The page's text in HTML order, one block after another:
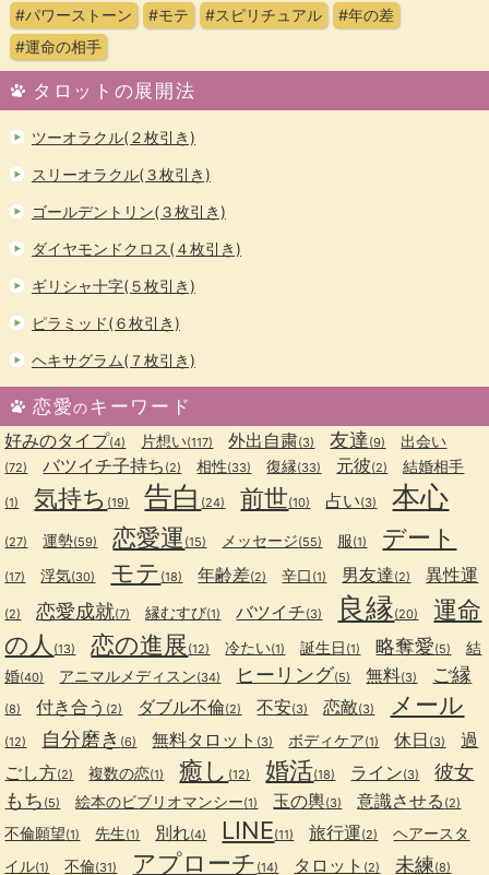
#パワーストーン
#モテ #スピリチュアル
#年の差
#運命の相手
タロットの展開法
ツーオラクル(２枚引き)
スリーオラクル(３枚引き)
ゴールデントリン(３枚引き)
ダイヤモンドクロス(４枚引き)
ギリシャ十字(５枚引き)
ピラミッド(６枚引き)
ヘキサグラム(７枚引き)
恋愛のキーワード
好みのタイプ(4) 片想い(117) 外出自粛(3) 友達 (9) 出会い
(72) バツイチ子持ち (2) 相性(33) 復縁(33) 元彼(2) 結婚相手
(1) 気持ち (19) 告白 (24) 前世(10) 占い(3) 本心
(27) 運勢(59) 恋愛運 (15) メッセージ(55) 服(1) デート
(17) 浮気(30) モテ (18) 年齢差(2) 辛口 (1) 男友達(2) 異性運
(2) 恋愛成就(7) 縁むすび(1) バツイチ(3) 良縁(20)
運命
の人 (13) 恋の進展(12) 冷たい(1) 誕生日 (1) 略奪愛(5)
結
婚(40) アニマルメディスン(34) ヒーリング(5) 無料(3) ご縁
(8) 付き合う (2) ダブル不倫(2) 不安(3) 恋敵(3) メール
(12) 自分磨き (6) 無料タロット (3) ボディケア(1) 休日 (3)
過
ごし方(2) 複数の恋(1) 癒し (12) 婚活(18) ライン(3)
彼女
もち (5) 絵本のビブリオマンシー(1) 玉の輿(3) 意識させる (2)
不倫願望(1) 先生(1) 別れ(4) LINE(11) 旅行運(2)
ヘアースタ
イル(1) 不倫(31) アプローチ (14) タロット (2) 未練(8)